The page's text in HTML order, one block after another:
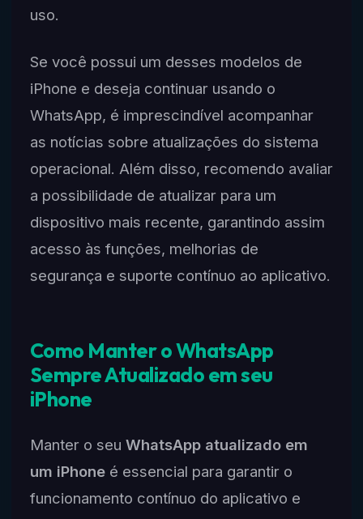
uso.
Se você possui um desses modelos de
iPhone e deseja continuar usando o
WhatsApp, é imprescindível acompanhar
as notícias sobre atualizações do sistema
operacional. Além disso, recomendo avaliar
a possibilidade de atualizar para um
dispositivo mais recente, garantindo assim
acesso às funções, melhorias de
segurança e suporte contínuo ao aplicativo.
Como Manter o WhatsApp
Sempre Atualizado em seu
iPhone
Manter o seu WhatsApp atualizado em
um iPhoneé essencial para garantir o
funcionamento contínuo do aplicativo e